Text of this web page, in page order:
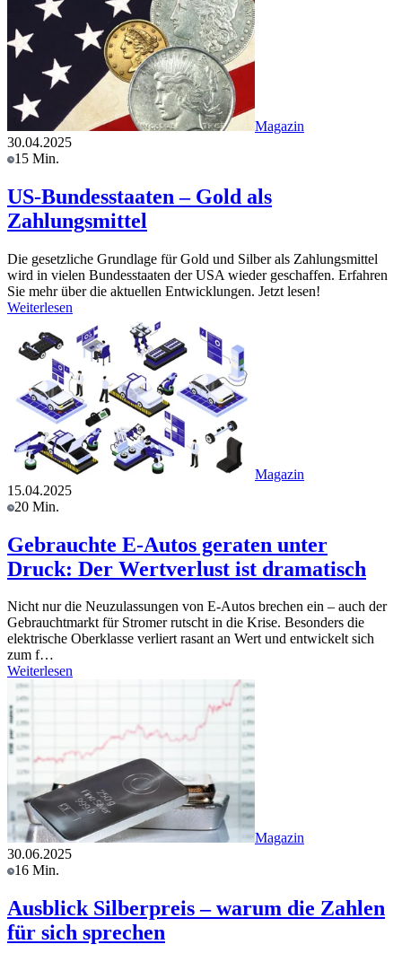
Magazin
30.04.2025
15 Min.
US-Bundesstaaten – Gold als
Zahlungsmittel
Die gesetzliche Grundlage für Gold und Silber als Zahlungsmittel
wird in vielen Bundesstaaten der USA wieder geschaffen. Erfahren
Sie mehr über die aktuellen Entwicklungen. Jetzt lesen!
Weiterlesen
Magazin
15.04.2025
20 Min.
Gebrauchte E-Autos geraten unter
Druck: Der Wertverlust ist dramatisch
Nicht nur die Neuzulassungen von E-Autos brechen ein – auch der
Gebrauchtmarkt für Stromer rutscht in die Krise. Besonders die
elektrische Oberklasse verliert rasant an Wert und entwickelt sich
zum f…
Weiterlesen
Magazin
30.06.2025
16 Min.
Ausblick Silberpreis – warum die Zahlen
für sich sprechen